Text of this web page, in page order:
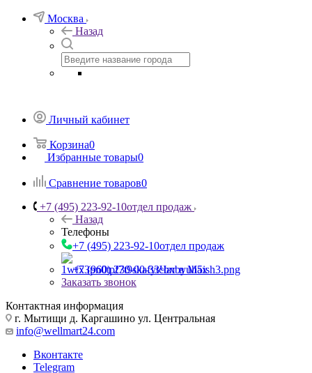
Москва
Назад
Личный кабинет
Корзина0
Избранные товары0
Сравнение товаров0
+7 (495) 223-92-10отдел продаж
Назад
Телефоны
+7 (495) 223-92-10отдел продаж
+7 (960) 230-00-33Чат в Max
Заказать звонок
Контактная информация
г. Мытищи д. Каргашино ул. Центральная
info@wellmart24.com
Вконтакте
Telegram